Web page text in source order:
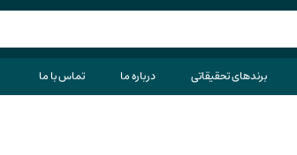
برندهای تحقیقاتی درباره ما تماس با ما